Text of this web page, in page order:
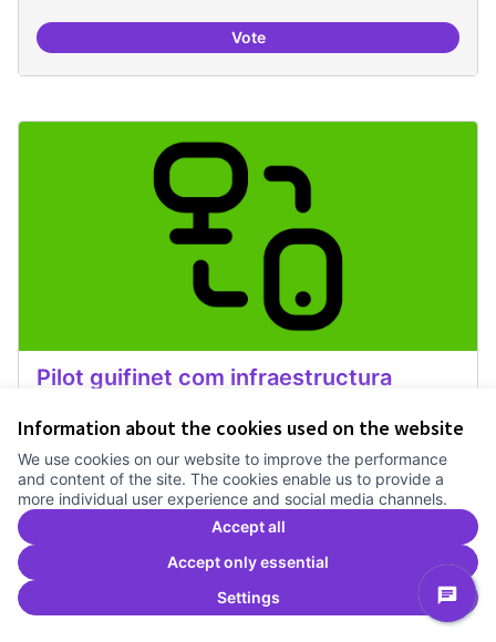
Information about the cookies used on the website
We use cookies on our website to improve the performance
and content of the site. The cookies enable us to provide a
more individual user experience and social media channels.
Accept all
Accept only essential
Settings
VoteEspai on fer masterclass
Pilot guifinet com infraestructura
Recerca
0 0
VotePilot guifinet com